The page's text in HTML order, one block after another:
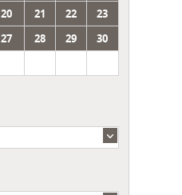
20 21 22
23
27 28 29
30